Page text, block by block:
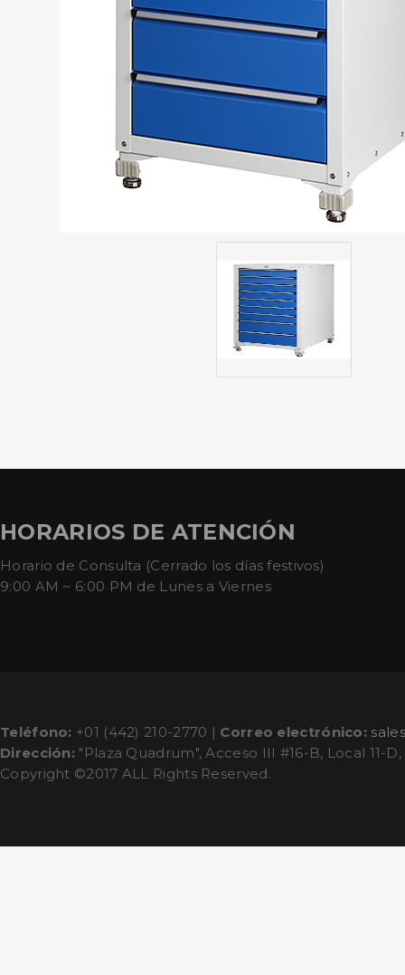
HORARIOS DE ATENCIÓN
Horario de Consulta (Cerrado los días festivos)
9:00 AM ~ 6:00 PM de Lunes a Viernes
Teléfono: +01 (442) 210-2770 | Correo electrónico:
Dirección: "Plaza Quadrum", Acceso III #16-B, Local 11-
Copyright ©2017 ALL Rights Reserved.